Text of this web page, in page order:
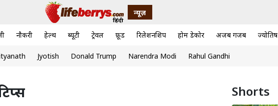
न्यूज़
नौकरी हेल्थ ब्यूटी ट्रेवल फ़ूड रिलेशनशिप होम डेकोर अजब गजब ज्योतिष
Jyotish Donald Trump Narendra Modi Rahul Gandhi
Shorts